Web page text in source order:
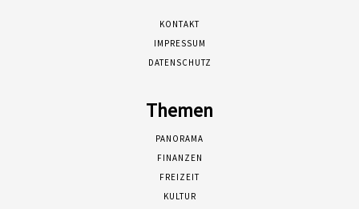
KONTAKT
IMPRESSUM
DATENSCHUTZ
Themen
PANORAMA
FINANZEN
FREIZEIT
KULTUR